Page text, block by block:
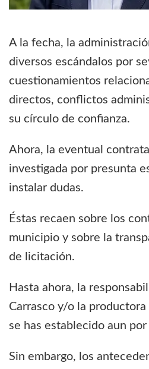
A la fecha, la
diversos escándalos por
cuestionamientos
directos, conflictos
su círculo de confianza.
Ahora, la eventual
investigada por presunta
instalar dudas.
Éstas recaen sobre los
municipio y sobre la
de licitación.
Hasta ahora, la
Carrasco y/o la
se has establecido aun
Sin embargo, los